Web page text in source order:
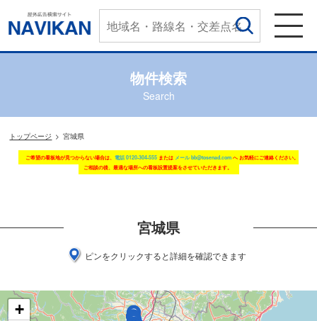
物件検索
Search
トップページ 宮城県
ご希望の看板地が見つからない場合は、 電話 0120-304-555 または メール bb@tosenad.com へ お気軽にご連絡ください。
ご相談の後、最適な場所への看板設置提案をさせていただきます。
宮城県
ピンをクリックすると詳細を確認できます
+